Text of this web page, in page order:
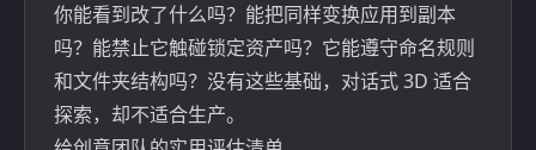
你能看到改了什么吗？能把同样变换应用到副本
吗？能禁止它触碰锁定资产吗？它能遵守命名规则
和文件夹结构吗？没有这些基础，对话式 3D 适合
探索，却不适合生产。